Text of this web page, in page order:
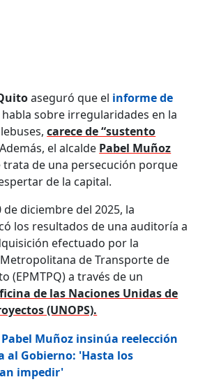
aseguró que el informe de
habla sobre irregularidades en la
carece de “sustento
el alcalde Pabel Muñoz
trata de una persecución porque
de la capital.
de diciembre del 2025, la
los resultados de una auditoría a
efectuado por la
de Transporte de
(EPMTPQ) a través de un
de las Naciones Unidas de
(UNOPS).
Pabel Muñoz insinúa reelección
al Gobierno: 'Hasta los
impedir'